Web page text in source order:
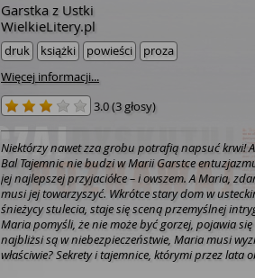
Garstka z Ustki
WielkieLitery.pl
druk książki powieści
proza
Więcej informacji...
3.0(3 głosy)
Niektórzy nawet zza grobu potrafią napsuć krwi!
Bal Tajemnic nie budzi w Marii Garstce
jej najlepszej przyjaciółce – i owszem. A Maria,
musi jej towarzyszyć. Wkrótce stary dom w
śnieżycy stulecia, staje się sceną przemyślnej
Maria pomyśli, że nie może być gorzej, pojawia
najbliżsi są w niebezpieczeństwie, Maria musi
właściwie? Sekrety i tajemnice, którymi przez lata